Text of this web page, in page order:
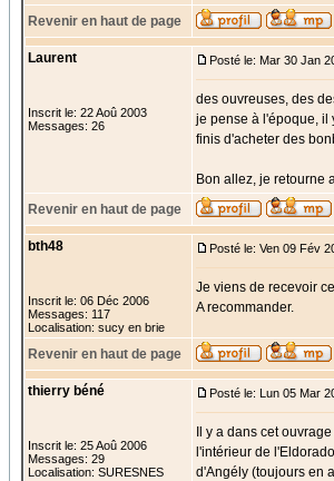
Revenir en haut de page
Laurent
Inscrit le: 22 Aoû 2003
Messages: 26
Posté le: Mar 30 Jan
des ouvreuses, des
je pense à l'époque, il
finis d'acheter des
Bon allez, je retourne
Revenir en haut de page
bth48
Inscrit le: 06 Déc 2006
Messages: 117
Localisation: sucy en brie
Posté le: Ven 09 Fév
Je viens de recevoir
A recommander.
Revenir en haut de page
thierry béné
Inscrit le: 25 Aoû 2006
Messages: 29
Localisation: SURESNES
Posté le: Lun 05 Mar
Il y a dans cet
l'intérieur de
d'Angély (toujours en